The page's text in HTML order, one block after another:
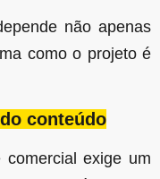
não apenas
como o projeto é
conteúdo
exige um